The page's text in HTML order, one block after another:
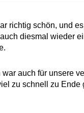
richtig schön, und
diesmal wieder
auch für unsere
zu schnell zu Ende